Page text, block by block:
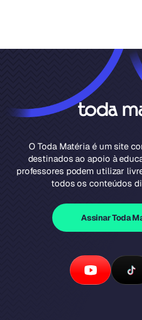
O Toda Matéria é um site
destinados ao apoio à
professores podem utilizar
todos os conteúdos
Assinar Toda